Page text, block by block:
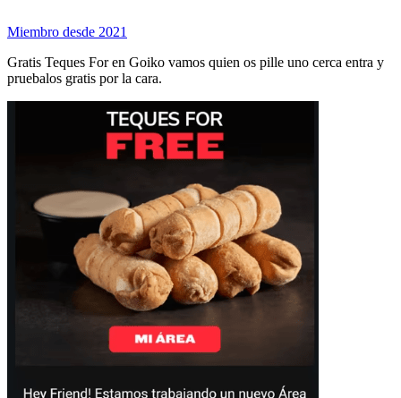
Miembro desde 2021
Gratis Teques For en Goiko vamos quien os pille uno cerca entra y
pruebalos gratis por la cara.